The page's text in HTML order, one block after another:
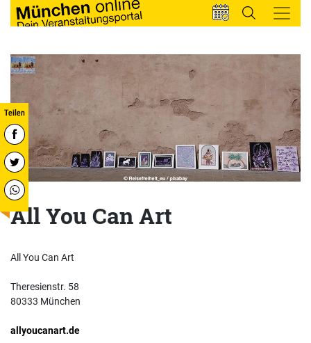
All You Can Art
All You Can Art
Theresienstr. 58
80333 München
allyoucanart.de